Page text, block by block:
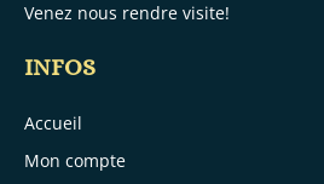
Venez nous rendre visite!
INFOS
Accueil
Mon compte